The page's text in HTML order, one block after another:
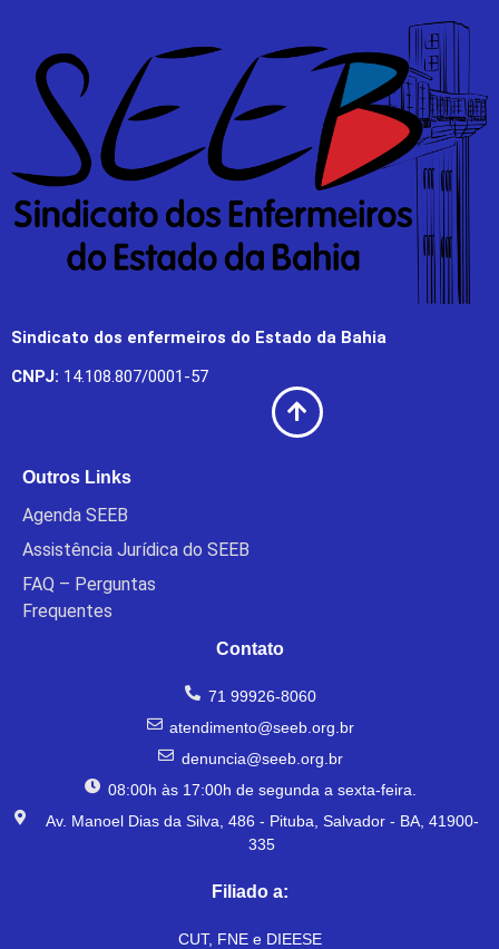
Sindicato dos enfermeiros do Estado da Bahia
CNPJ: 14.108.807/0001-57
Outros Links
Agenda SEEB
Assistência Jurídica do SEEB
FAQ – Perguntas
Frequentes
Contato
71 99926-8060
atendimento@seeb.org.br
denuncia@seeb.org.br
08:00h às 17:00h de segunda a sexta-feira.
Av. Manoel Dias da Silva, 486 - Pituba, Salvador - BA, 41900-
335
Filiado a:
CUT, FNE e DIEESE